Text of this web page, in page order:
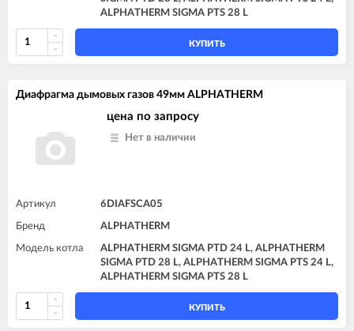
ALPHATHERM SIGMA PTS 28 L
КУПИТЬ
Диафрагма дымовых газов 49мм ALPHATHERM
цена по запросу
Нет в наличии
Артикул 6DIAFSCA05
Бренд ALPHATHERM
Модель котла
ALPHATHERM SIGMA PTD 24 L, ALPHATHERM
SIGMA PTD 28 L, ALPHATHERM SIGMA PTS 24 L,
ALPHATHERM SIGMA PTS 28 L
КУПИТЬ